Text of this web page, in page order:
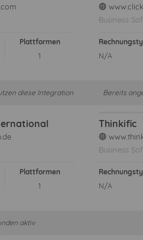
Plattformen
1
diese Integration
web
Business
N/A
Bereits
Plattformen
1
aktiv
Thinkific
web
Business
N/A